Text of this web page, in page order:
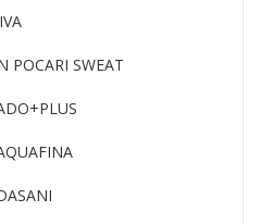
POCARI SWEAT